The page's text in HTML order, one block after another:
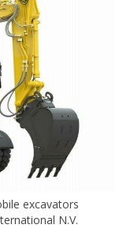
excavators
N.V.​